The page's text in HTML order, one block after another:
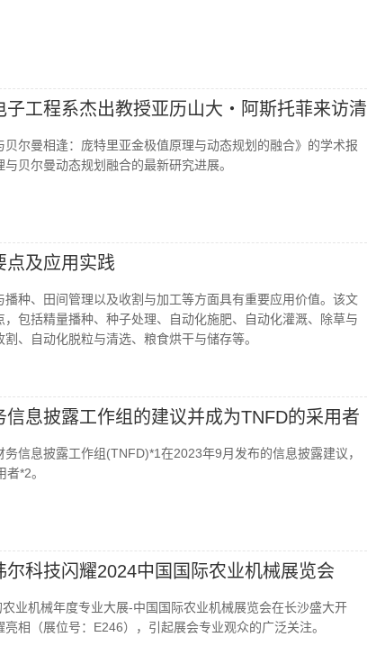
工程系杰出教授亚历山大・阿斯托菲来访清
尔曼相逢：庞特里亚金极值原理与动态规划的融合》的学术报
贝尔曼动态规划融合的最新研究进展。
点及应用实践
种、田间管理以及收割与加工等方面具有重要应用价值。该文
包括精量播种、种子处理、自动化施肥、自动化灌溉、除草与
、自动化脱粒与清选、粮食烘干与储存等。
息披露工作组的建议并成为TNFD的采用者
信息披露工作组(TNFD)*1在2023年9月发布的信息披露建议，
*2。
科技闪耀2024中国国际农业机械展览会
业机械年度专业大展-中国国际农业机械展览会在长沙盛大开
相（展位号：E246），引起展会专业观众的广泛关注。